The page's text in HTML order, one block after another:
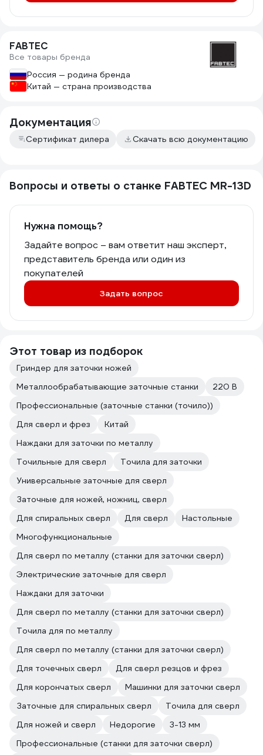
FABTEC
Все товары бренда
Россия — родина бренда
Китай — страна производства
Документация
Сертификат дилера Скачать всю документацию
Вопросы и ответы о станке FABTEC MR-13D
Нужна помощь?
Задайте вопрос – вам ответит наш эксперт,
представитель бренда или один из
покупателей
Задать вопрос
Этот товар из подборок
Гриндер для заточки ножей
Металлообрабатывающие заточные станки
220 В
Профессиональные (заточные станки (точило))
Для сверл и фрез
Китай
Наждаки для заточки по металлу
Точильные для сверл
Точила для заточки
Универсальные заточные для сверл
Заточные для ножей, ножниц, сверл
Для спиральных сверл
Для сверл
Настольные
Многофункциональные
Для сверл по металлу (станки для заточки сверл)
Электрические заточные для сверл
Наждаки для заточки
Для сверл по металлу (станки для заточки сверл)
Точила для по металлу
Для сверл по металлу (станки для заточки сверл)
Для точечных сверл
Для сверл резцов и фрез
Для корончатых сверл
Машинки для заточки сверл
Заточные для спиральных сверл
Точила для сверл
Для ножей и сверл
Недорогие
3-13 мм
Профессиональные (станки для заточки сверл)